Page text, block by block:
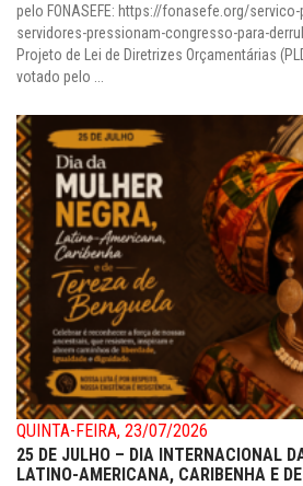
pelo FONASEFE: https://fonasefe.org/
servidores-pressionam-congresso-para-
Projeto de Lei de Diretrizes Orçamentárias
votado pelo ...
QUINTA-FEIRA, 23/07/2026
25 DE JULHO – DIA INTERNACIONAL
LATINO-AMERICANA, CARIBENHA E